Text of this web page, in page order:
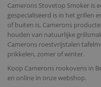
Camerons Stovetop Smoker is
gespecialiseerd is in het grillen
of buiten is, Camerons
houden van natuurlijke
Camerons roestvrijstalen
prikkelen, zomer of winter.
Koop Camerons rookovens in
en online in onze webshop.